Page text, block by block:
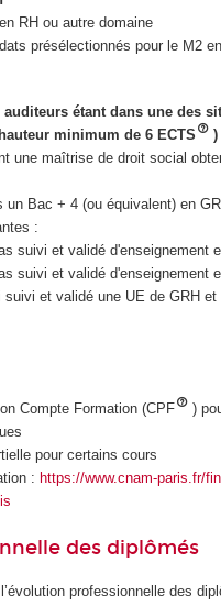
RH ou autre domaine
présélectionnés pour le M2
étant dans une des
minimum de 6 ECTS
)
une maîtrise de droit social
un Bac + 4 (ou équivalent) en
:
suivi et validé d'enseignement
suivi et validé d'enseignement
suivi et validé une UE de GRH
Compte Formation (CPF
)
pour certains cours
: https://www.cnam-paris.fr/
des diplômés
professionnelle des